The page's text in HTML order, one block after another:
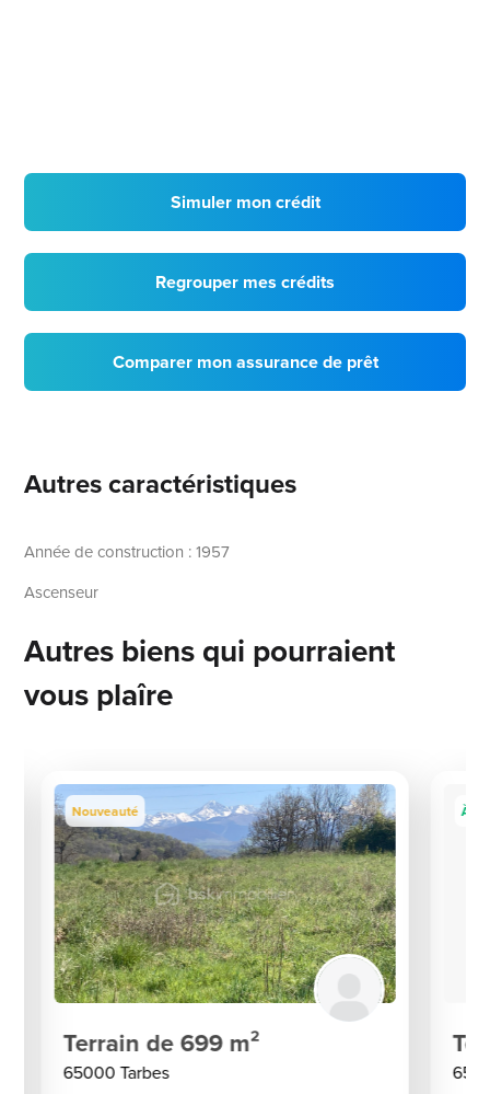
Simuler mon crédit
Regrouper mes crédits
Comparer mon assurance de prêt
Autres caractéristiques
Année de construction : 1957
Ascenseur
Autres biens qui pourraient
vous plaîre
Nouveauté
Terrain de 699 m²
65000 Tarbes
À